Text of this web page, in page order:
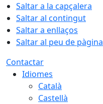
Saltar a la capçalera
Saltar al contingut
Saltar a enllaços
Saltar al peu de pàgina
Contactar
Idiomes
Català
Castellà